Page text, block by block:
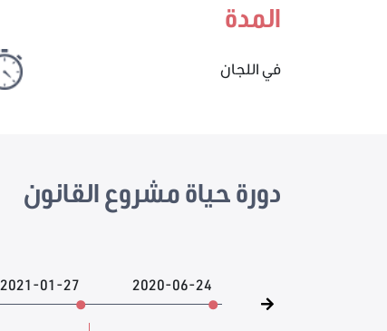
المدة
في اللجان
دورة حياة مشروع القانون
2020-06-24
2021-01-27